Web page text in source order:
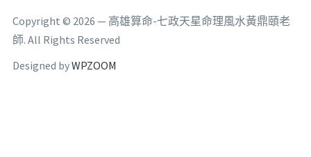
Copyright © 2026 — 高雄算命-七政天星命理風水黃鼎頤老
師. All Rights Reserved
Designed byWPZOOM